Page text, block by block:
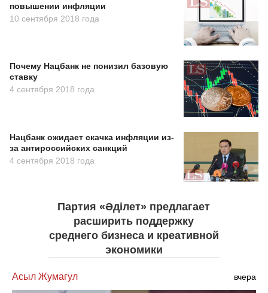
повышении инфляции
10 сентября 2018 года
Почему Нацбанк не понизил базовую
ставку
4 сентября 2018 года
Нацбанк ожидает скачка инфляции из-
за антироссийских санкций
4 сентября 2018 года
Партия «Әділет» предлагает
расширить поддержку
среднего бизнеса и креативной
экономики
Асыл Жумагул вчера